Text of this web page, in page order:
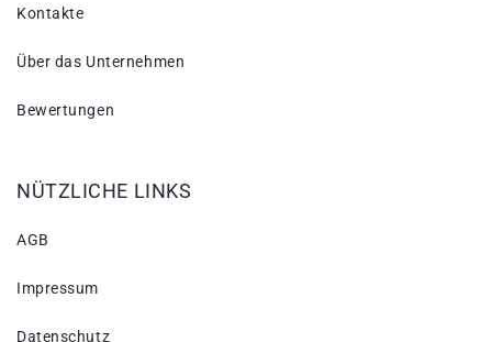
Kontakte
Über das Unternehmen
Bewertungen
NÜTZLICHE LINKS
AGB
Impressum
Datenschutz